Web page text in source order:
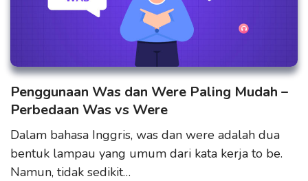
Penggunaan Was dan Were Paling Mudah –
Perbedaan Was vs Were
Dalam bahasa Inggris, was dan were adalah dua
bentuk lampau yang umum dari kata kerja to be.
Namun, tidak sedikit…